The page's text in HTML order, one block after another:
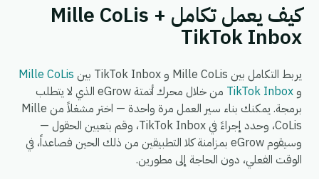
كيف يعمل تكامل Mille CoLis +
TikTok Inbox
يربط التكامل بين Mille CoLis و TikTok Inbox بين
Mille CoLis
و TikTok Inbox
من خلال محرك أتمتة eGrow الذي لا يتطلب
برمجة. يمكنك بناء سير العمل مرة واحدة — اختر مشغلاً من Mille
CoLis، وحدد إجراءً في TikTok Inbox، وقم بتعيين الحقول —
وسيقوم eGrow بمزامنة كلا التطبيقين من ذلك الحين فصاعداً، في
الوقت الفعلي، دون الحاجة إلى مطورين.